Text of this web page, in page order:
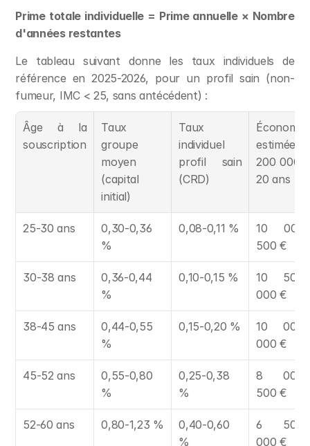
Prime totale individuelle = Prime annuelle × Nombre
d'années restantes
Le tableau suivant donne les taux individuels de
référence en 2025-2026, pour un profil sain (non-
fumeur, IMC < 25, sans antécédent) :
Âge à la
souscription
Taux
groupe
moyen
(capital
initial)
Taux
individuel
profil sain
(CRD)
Économie
estimée
200 000
20 ans
25-30 ans
0,30-0,36
%
0,08-0,11 %
10 000-
500 €
30-38 ans
0,36-0,44
%
0,10-0,15 %
10 500-
000 €
38-45 ans
0,44-0,55
%
0,15-0,20 %
10 000-
000 €
45-52 ans
0,55-0,80
%
0,25-0,38
%
8 000-
500 €
52-60 ans 0,80-1,23 %
0,40-0,60
%
6 500-
000 €